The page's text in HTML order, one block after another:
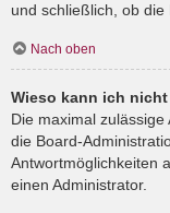
und schließlich, ob
Nach oben
Wieso kann ich
Die maximal
die Board-
Antwortmöglichkeiten
einen Administrator.